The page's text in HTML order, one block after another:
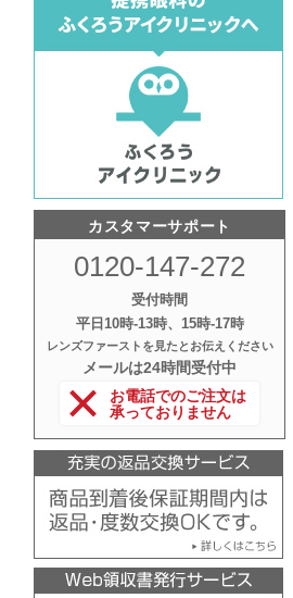
カスタマーサポート
0120-147-272
受付時間
平日10時‐13時、15時‐17時
レンズファーストを見たとお伝えください
メールは24時間受付中
お電話でのご注文は
承っておりません